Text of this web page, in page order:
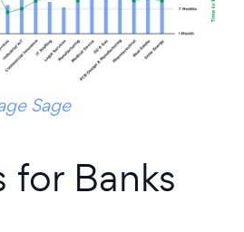
Sage
for Banks